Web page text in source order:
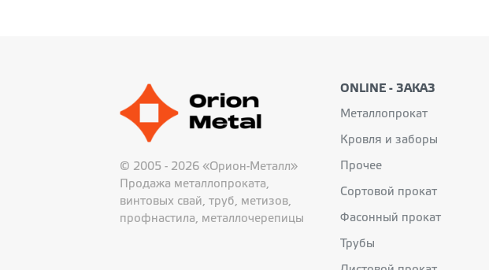
© 2005 - 2026 «Орион-Металл»
Продажа металлопроката,
винтовых свай, труб, метизов,
профнастила, металлочерепицы
ONLINE - ЗАКАЗ
Металлопрокат
Кровля и заборы
Прочее
Сортовой прокат
Фасонный прокат
Трубы